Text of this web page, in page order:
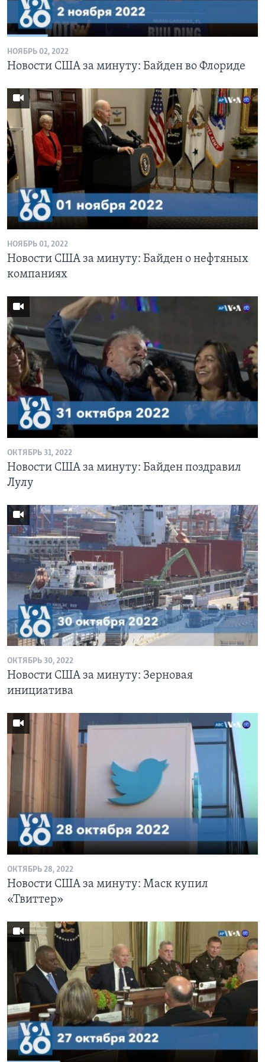
Learning English
СОЦИАЛЬНЫЕ СЕТИ
Языки
НОЯБРЬ 02, 2022
Новости США за минуту: Байден во Флориде
НОЯБРЬ 01, 2022
Новости США за минуту: Байден о нефтяных
компаниях
ОКТЯБРЬ 31, 2022
Новости США за минуту: Байден поздравил
Лулу
ОКТЯБРЬ 30, 2022
Новости США за минуту: Зерновая
инициатива
ОКТЯБРЬ 28, 2022
Новости США за минуту: Маск купил
«Твиттер»